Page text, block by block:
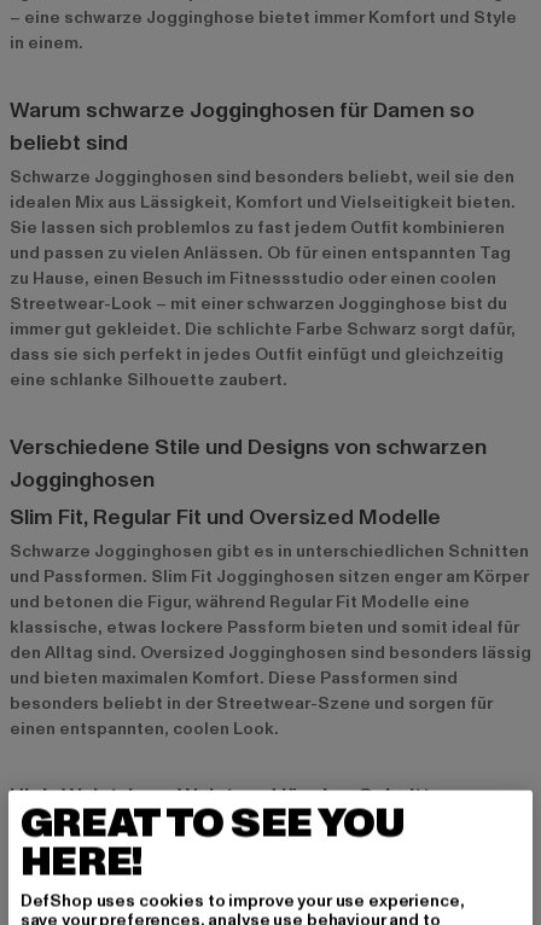
– eine schwarze Jogginghose bietet immer Komfort und Style
in einem.
Warum schwarze Jogginghosen für Damen so
beliebt sind
Schwarze Jogginghosen sind besonders beliebt, weil sie den
idealen Mix aus Lässigkeit, Komfort und Vielseitigkeit bieten.
Sie lassen sich problemlos zu fast jedem Outfit kombinieren
und passen zu vielen Anlässen. Ob für einen entspannten Tag
zu Hause, einen Besuch im Fitnessstudio oder einen coolen
Streetwear-Look – mit einer schwarzen Jogginghose bist du
immer gut gekleidet. Die schlichte Farbe Schwarz sorgt dafür,
dass sie sich perfekt in jedes Outfit einfügt und gleichzeitig
eine schlanke Silhouette zaubert.
Verschiedene Stile und Designs von schwarzen
Jogginghosen
Slim Fit, Regular Fit und Oversized Modelle
Schwarze Jogginghosen gibt es in unterschiedlichen Schnitten
und Passformen. Slim Fit Jogginghosen sitzen enger am Körper
und betonen die Figur, während Regular Fit Modelle eine
klassische, etwas lockere Passform bieten und somit ideal für
den Alltag sind. Oversized Jogginghosen sind besonders lässig
und bieten maximalen Komfort. Diese Passformen sind
besonders beliebt in der Streetwear-Szene und sorgen für
einen entspannten, coolen Look.
High-Waist, Low-Waist und lässige Schnitte
Auch bei der Taillenhöhe gibt es viele Optionen: High-Waist
Jogginghosen sind besonders im Trend, da sie die Taille
betonen und einen modernen Look kreieren. Low-Waist
Modelle sind perfekt für einen entspannten, sportlichen Stil.
GREAT TO SEE YOU
HERE!
DefShop uses cookies to improve your use experience,
save your preferences, analyse use behaviour and to